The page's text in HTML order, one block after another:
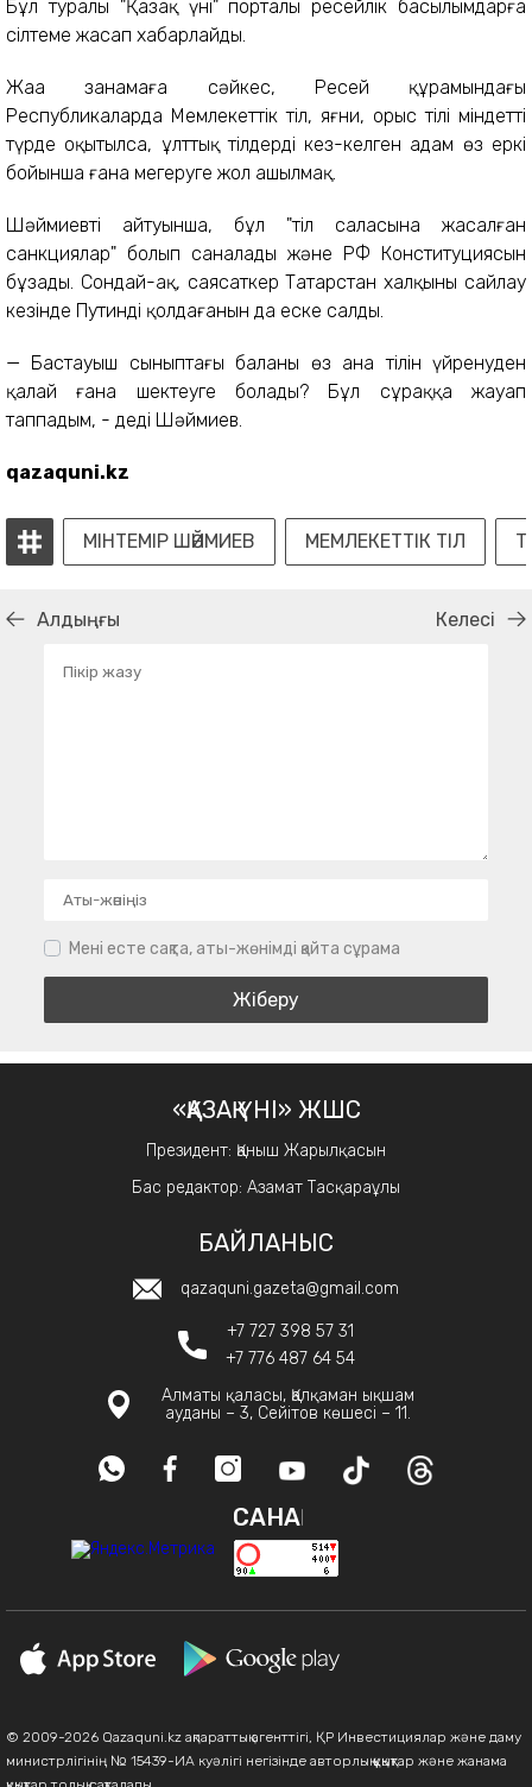
Бұл туралы "Қазақ үні" порталы ресейлік басылымдарға
сілтеме жасап хабарлайды.
Жаңа заңнамаға сәйкес, Ресей құрамындағы
Республикаларда Мемлекеттік тіл, яғни, орыс тілі міндетті
түрде оқытылса, ұлттық тілдерді кез-келген адам өз еркі
бойынша ғана меңгеруге жол ашылмақ.
Шәймиевтің айтуынша, бұл "тіл саласына жасалған
санкциялар" болып саналады және РФ Конституциясын
бұзады. Сондай-ақ, саясаткер Татарстан халқының сайлау
кезінде Путинді қолдағанын да еске салды.
— Бастауыш сыныптағы баланы өз ана тілін үйренуден
қалай ғана шектеуге болады? Бұл сұраққа жауап
таппадым, - деді Шәймиев.
qazaquni.kz
МІНТЕМІР ШӘЙМИЕВ МЕМЛЕКЕТТІК ТІЛ
Алдыңғы Келесі
Мені есте сақта, аты-жөнімді қайта сұрама
«ҚАЗАҚ ҮНІ» ЖШС
Президент: Қаныш Жарылқасын
Бас редактор: Азамат Тасқараұлы
БАЙЛАНЫС
qazaquni.gazeta@gmail.com
+7 727 398 57 31
+7 776 487 64 54
Алматы қаласы, Қалқаман ықшам
ауданы – 3, Сейітов көшесі – 11.
САНАҚ
© 2009-2026 Qazaquni.kz ақпараттық агенттігі, ҚР Инвестициялар және даму
министрлігінің № 15439-ИА куәлігі негізінде авторлық құқықтар және жанама